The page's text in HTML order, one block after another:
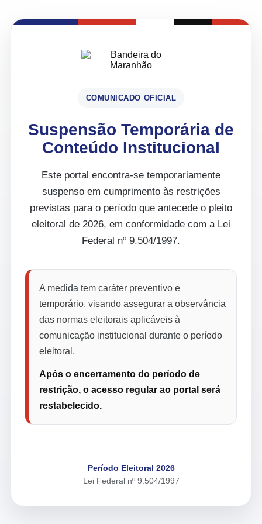
COMUNICADO OFICIAL
Suspensão Temporária de
Conteúdo Institucional
Este portal encontra-se temporariamente
suspenso em cumprimento às restrições
previstas para o período que antecede o pleito
eleitoral de 2026, em conformidade com a Lei
Federal nº 9.504/1997.
A medida tem caráter preventivo e
temporário, visando assegurar a observância
das normas eleitorais aplicáveis à
comunicação institucional durante o período
eleitoral.
Após o encerramento do período de
restrição, o acesso regular ao portal será
restabelecido.
Período Eleitoral 2026
Lei Federal nº 9.504/1997